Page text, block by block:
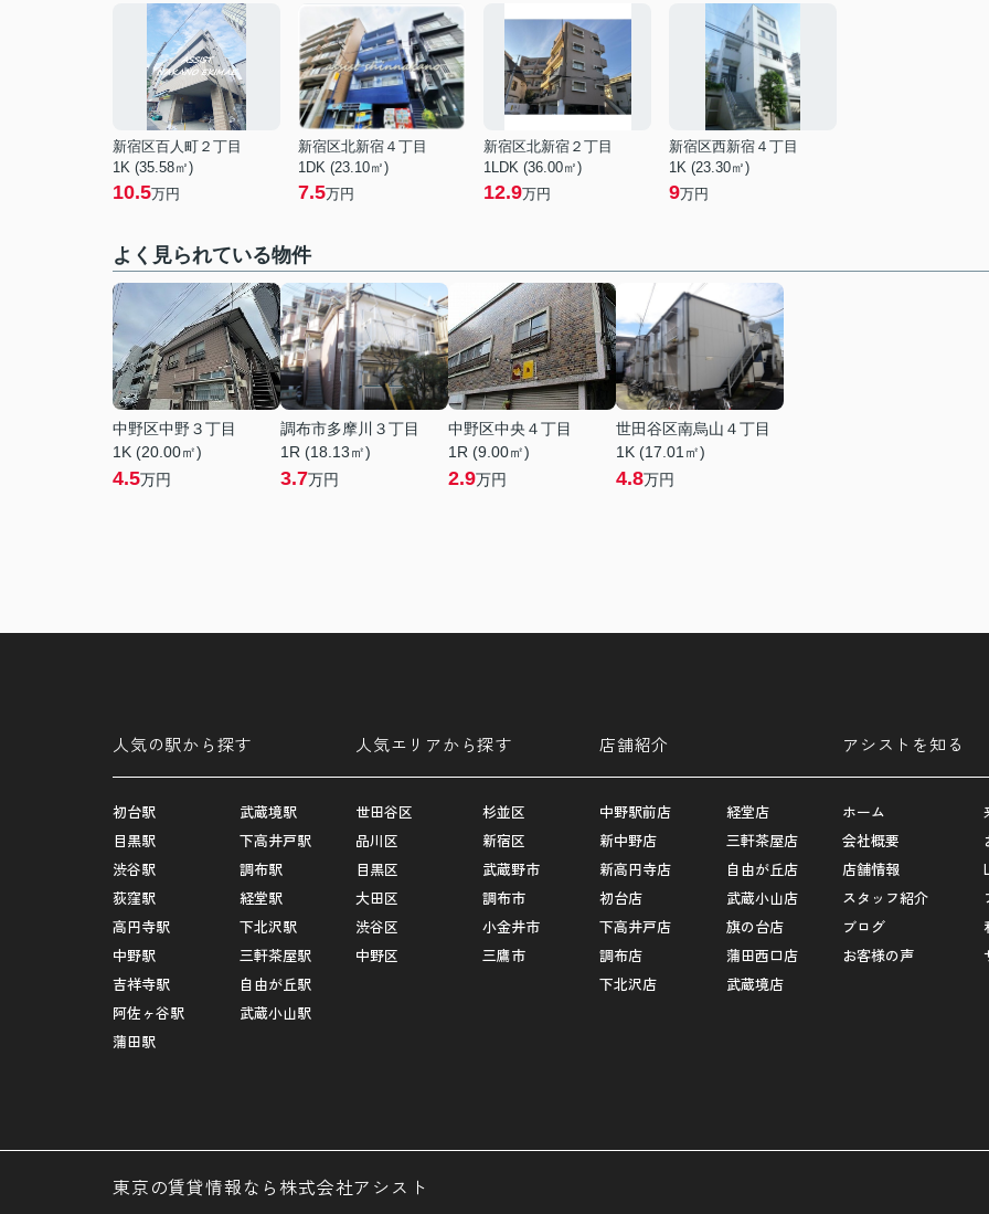
新宿区百人町２丁目
1K (35.58㎡)
10.5万円
新宿区北新宿４丁目
1DK (23.10㎡)
7.5万円
新宿区北新宿２丁目
1LDK (36.00㎡)
12.9万円
新宿区西新宿４丁目
1K (23.30㎡)
9万円
よく見られている物件
中野区中野３丁目
1K (20.00㎡)
4.5万円
調布市多摩川３丁目
1R (18.13㎡)
3.7万円
中野区中央４丁目
1R (9.00㎡)
2.9万円
世田谷区南烏山４丁目
1K (17.01㎡)
4.8万円
人気の駅から探す
初台駅
目黒駅
渋谷駅
荻窪駅
高円寺駅
中野駅
吉祥寺駅
阿佐ヶ谷駅
蒲田駅
武蔵境駅
下高井戸駅
調布駅
経堂駅
下北沢駅
三軒茶屋駅
自由が丘駅
武蔵小山駅
人気エリアから探す
世田谷区
品川区
目黒区
大田区
渋谷区
中野区
杉並区
新宿区
武蔵野市
調布市
小金井市
三鷹市
店舗紹介
中野駅前店
新中野店
新高円寺店
初台店
下高井戸店
調布店
下北沢店
経堂店
三軒茶屋店
自由が丘店
武蔵小山店
旗の台店
蒲田西口店
武蔵境店
アシストを知る
ホーム
会社概要
店舗情報
スタッフ紹介
ブログ
お客様の声
東京の賃貸情報なら株式会社アシスト